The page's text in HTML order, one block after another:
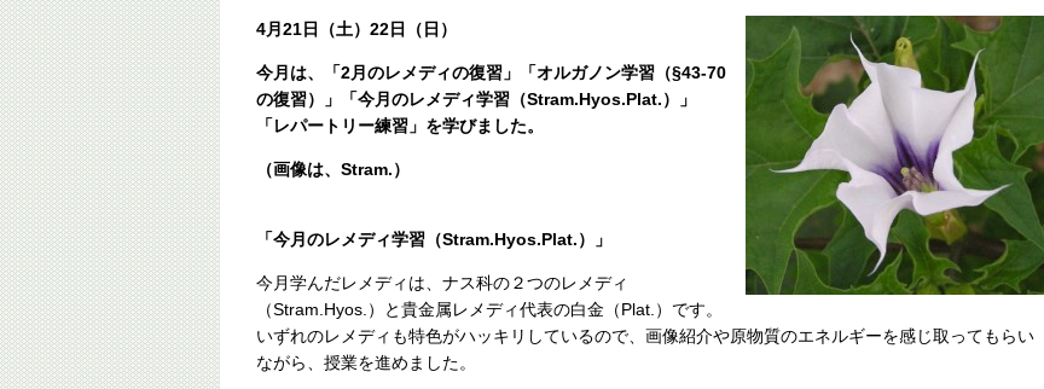
4月21日（土）22日（日）
今月は、「2月のレメディの復習」「オルガノン学習（§43-70
の復習）」「今月のレメディ学習（Stram.Hyos.Plat.）」
「レパートリー練習」を学びました。
（画像は、Stram.）
「今月のレメディ学習（Stram.Hyos.Plat.）」
今月学んだレメディは、ナス科の２つのレメディ
（Stram.Hyos.）と貴金属レメディ代表の白金（Plat.）です。
いずれのレメディも特色がハッキリしているので、画像紹介や原物質のエネルギーを感じ取ってもらい
ながら、授業を進めました。